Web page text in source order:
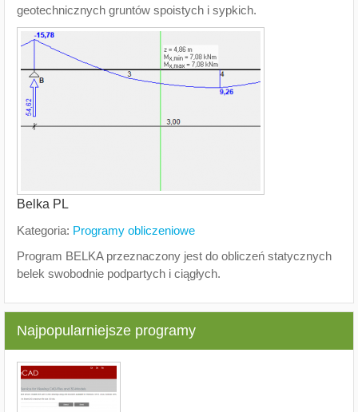
geotechnicznych gruntów spoistych i sypkich.
Belka PL
Kategoria: Programy obliczeniowe
Program BELKA przeznaczony jest do obliczeń statycznych
belek swobodnie podpartych i ciągłych.
Najpopularniejsze programy